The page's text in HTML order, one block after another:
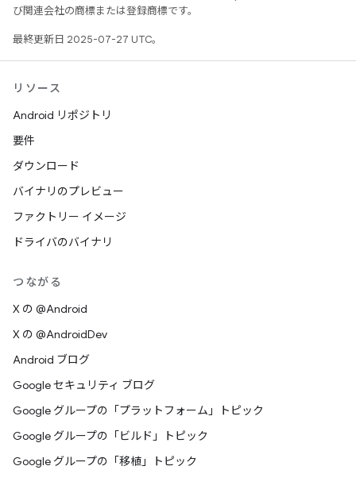
び関連会社の商標または登録商標です。
最終更新日 2025-07-27 UTC。
リソース
Android リポジトリ
要件
ダウンロード
バイナリのプレビュー
ファクトリー イメージ
ドライバのバイナリ
つながる
X の @Android
X の @AndroidDev
Android ブログ
Google セキュリティ ブログ
Google グループの「プラットフォーム」トピック
Google グループの「ビルド」トピック
Google グループの「移植」トピック